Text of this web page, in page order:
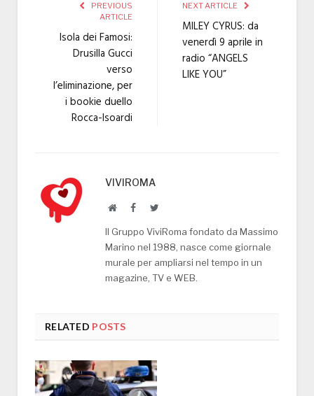
PREVIOUS
ARTICLE
Isola dei Famosi:
Drusilla Gucci
verso
l’eliminazione, per
i bookie duello
Rocca-Isoardi
NEXT ARTICLE
MILEY CYRUS: da
venerdì 9 aprile in
radio “ANGELS
LIKE YOU”
VIVIROMA
WebsiteFacebookTwitter
Il Gruppo ViviRoma fondato da Massimo
Marino nel 1988, nasce come giornale
murale per ampliarsi nel tempo in un
magazine, TV e WEB.
RELATED POSTS